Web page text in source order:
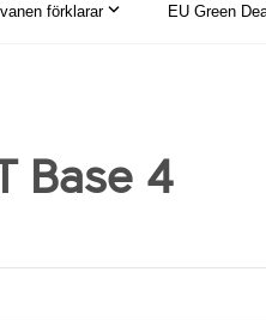
förklarar EU Green
Base 4